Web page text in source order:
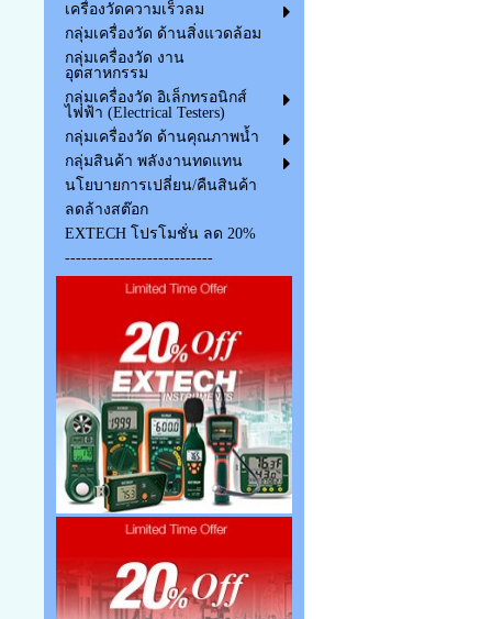
เครื่องวัดความเร็วลม
กลุ่มเครื่องวัด ด้านสิ่งแวดล้อม
กลุ่มเครื่องวัด งาน
อุตสาหกรรม
กลุ่มเครื่องวัด อิเล็กทรอนิกส์
ไฟฟ้า (Electrical Testers)
กลุ่มเครื่องวัด ด้านคุณภาพน้ำ
กลุ่มสินค้า พลังงานทดแทน
นโยบายการเปลี่ยน/คืนสินค้า
ลดล้างสต๊อก
EXTECH โปรโมชั่น ลด 20%
---------------------------